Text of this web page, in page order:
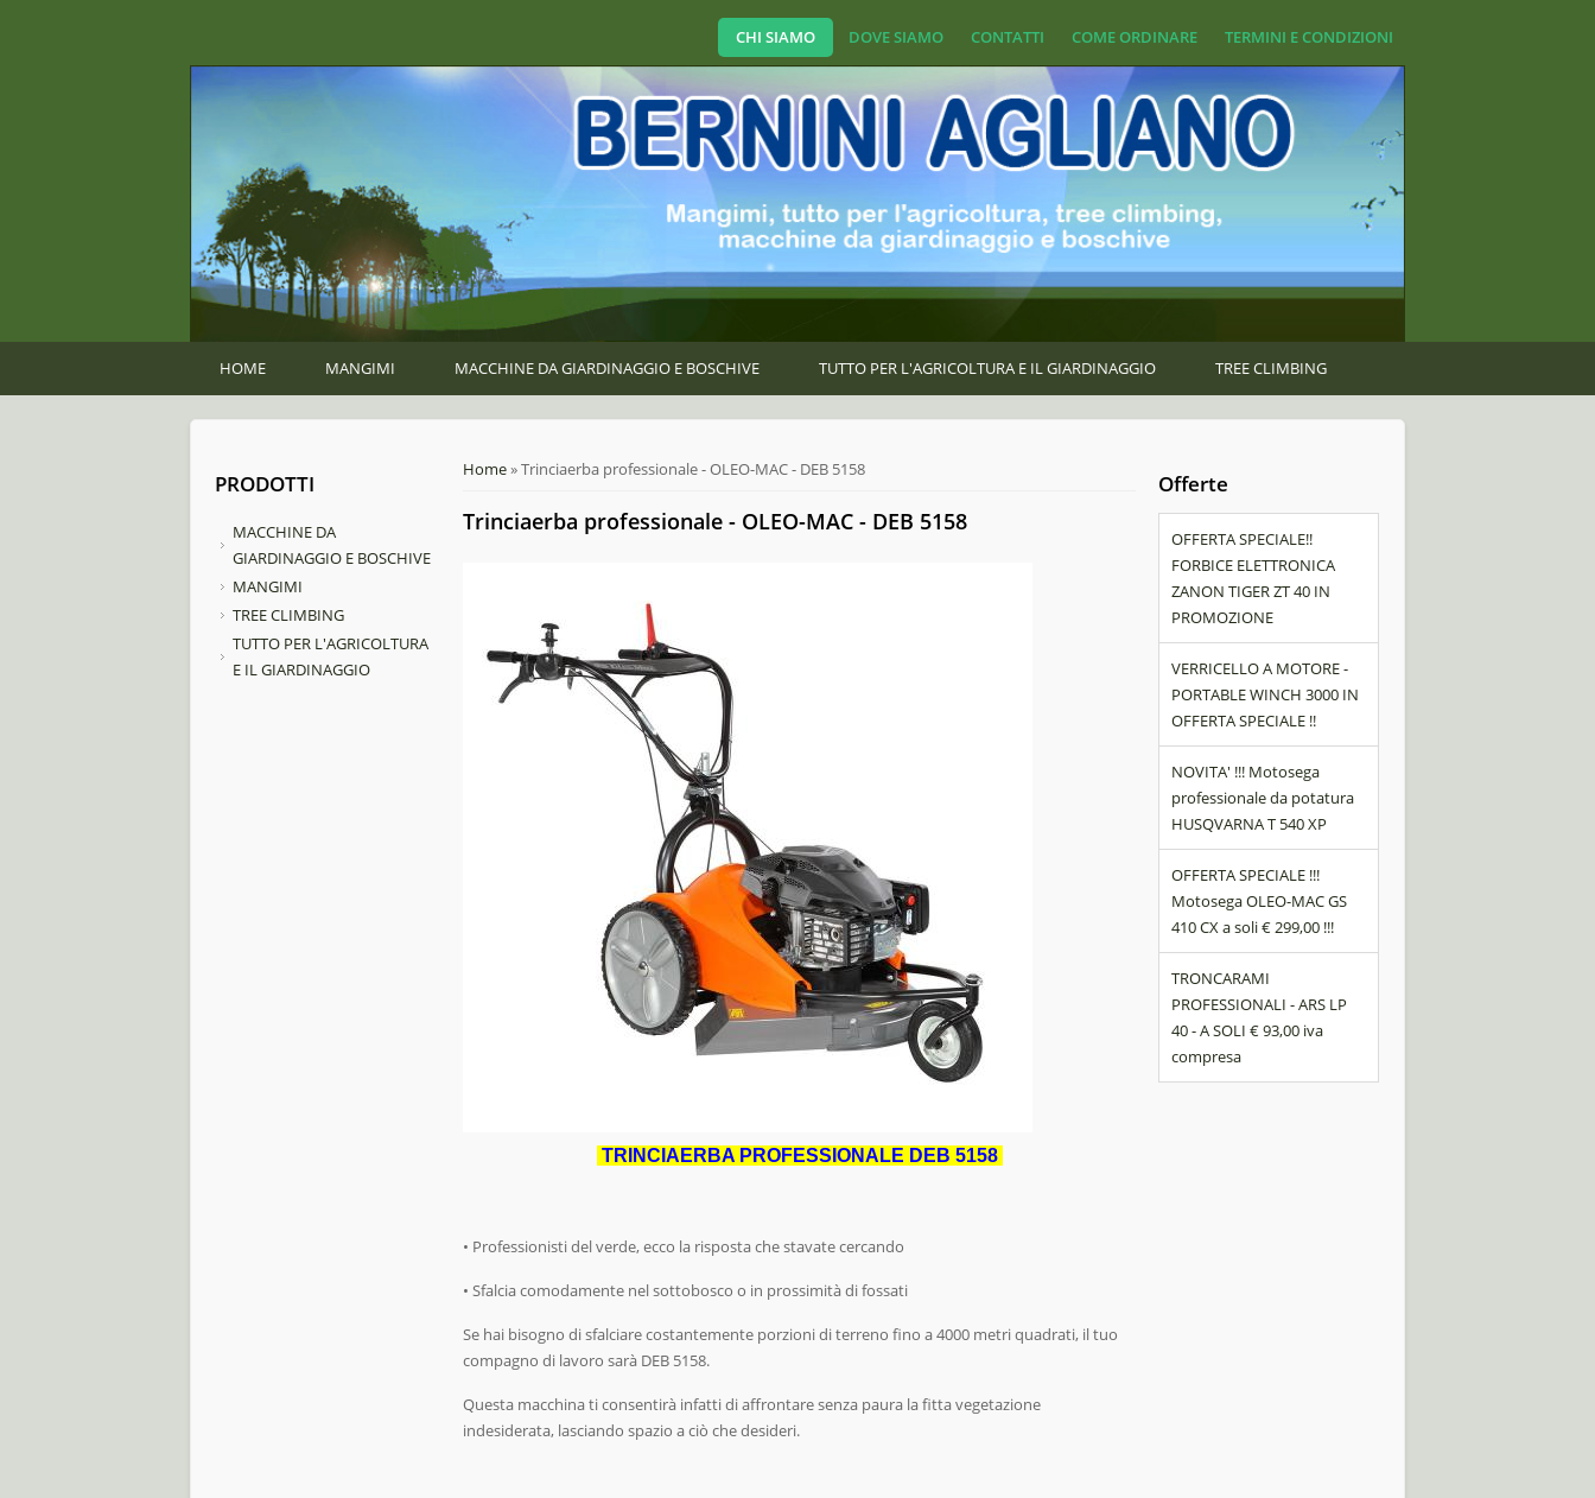
CHI SIAMO DOVE SIAMO CONTATTI COME ORDINARE TERMINI E CONDIZIONI
HOME MANGIMI MACCHINE DA GIARDINAGGIO E BOSCHIVE TUTTO PER L'AGRICOLTURA E IL GIARDINAGGIO TREE CLIMBING
You are here
Home» Trinciaerba professionale - OLEO-MAC - DEB 5158
Trinciaerba professionale - OLEO-MAC - DEB 5158
TRINCIAERBA PROFESSIONALE DEB 5158
• Professionisti del verde, ecco la risposta che stavate cercando
• Sfalcia comodamente nel sottobosco o in prossimità di fossati
Se hai bisogno di sfalciare costantemente porzioni di terreno fino a 4000 metri quadrati, il tuo
compagno di lavoro sarà DEB 5158.
Questa macchina ti consentirà infatti di affrontare senza paura la fitta vegetazione
indesiderata, lasciando spazio a ciò che desideri.
PRODOTTI
MACCHINE DA
GIARDINAGGIO E BOSCHIVE
MANGIMI
TREE CLIMBING
TUTTO PER L'AGRICOLTURA
E IL GIARDINAGGIO
Offerte
OFFERTA SPECIALE!!
FORBICE ELETTRONICA
ZANON TIGER ZT 40 IN
PROMOZIONE
VERRICELLO A MOTORE -
PORTABLE WINCH 3000 IN
OFFERTA SPECIALE !!
NOVITA' !!! Motosega
professionale da potatura
HUSQVARNA T 540 XP
OFFERTA SPECIALE !!!
Motosega OLEO-MAC GS
410 CX a soli € 299,00 !!!
TRONCARAMI
PROFESSIONALI - ARS LP
40 - A SOLI € 93,00 iva
compresa